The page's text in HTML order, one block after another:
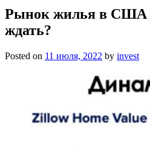
Рынок жилья в США
ждать?
Posted on 11 июля, 2022 by invest